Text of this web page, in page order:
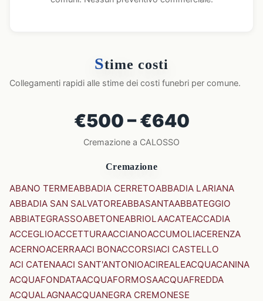
Stime costi
Collegamenti rapidi alle stime dei costi funebri per comune.
€500 – €640
Cremazione a CALOSSO
Cremazione
ABANO TERMEABBADIA CERRETOABBADIA LARIANA
ABBADIA SAN SALVATOREABBASANTAABBATEGGIO
ABBIATEGRASSOABETONEABRIOLAACATEACCADIA
ACCEGLIOACCETTURAACCIANOACCUMOLIACERENZA
ACERNOACERRAACI BONACCORSIACI CASTELLO
ACI CATENAACI SANT'ANTONIOACIREALEACQUACANINA
ACQUAFONDATAACQUAFORMOSAACQUAFREDDA
ACQUALAGNAACQUANEGRA CREMONESE